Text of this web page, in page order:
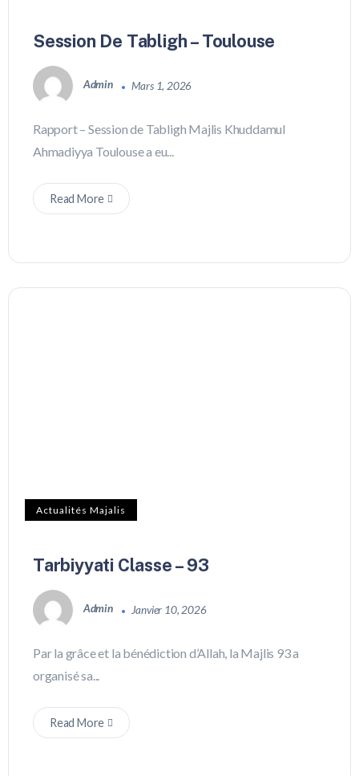
Session De Tabligh – Toulouse
Admin Mars 1, 2026
Rapport – Session de Tabligh Majlis Khuddamul
Ahmadiyya Toulouse a eu...
Read More
Actualités Majalis
Tarbiyyati Classe – 93
Admin Janvier 10, 2026
Par la grâce et la bénédiction d’Allah, la Majlis 93 a
organisé sa...
Read More